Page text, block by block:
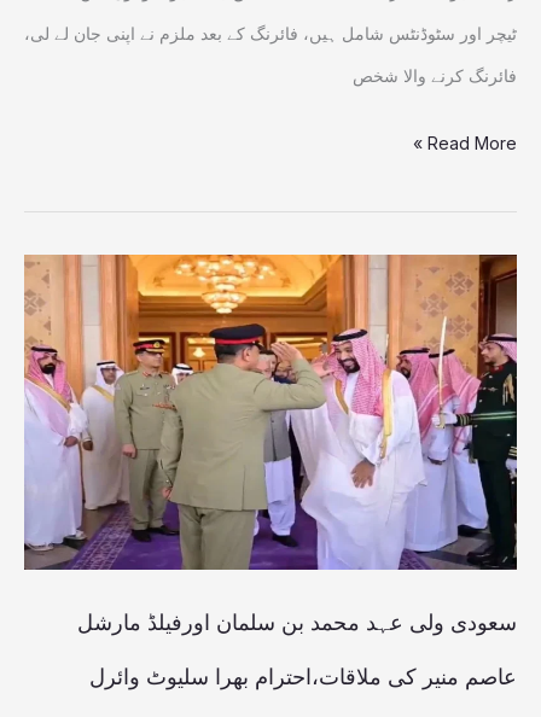
ٹیچر اور سٹوڈنٹس شامل ہیں، فائرنگ کے بعد ملزم نے اپنی جان لے لی،
فائرنگ کرنے والا شخص
Read More »
سعودی ولی عہد محمد بن سلمان اورفیلڈ مارشل
عاصم منیر کی ملاقات،احترام بھرا سلیوٹ وائرل
سعودی
ولی
عہد
محمد
بن
سلمان
اورفیلڈ
مارشل